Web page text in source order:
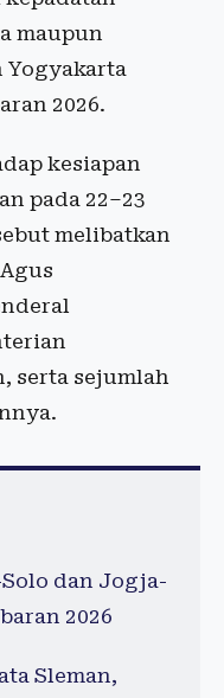
maupun
Yogyakarta
2026.
kesiapan
pada 22–23
melibatkan
serta sejumlah
dan Jogja-
2026
Sleman,